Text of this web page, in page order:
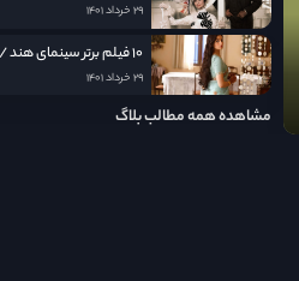
۲۹ خرداد ۱۴۰۱
۱۰ فیلم برتر سینمای هند / جریان تازه
۲۹ خرداد ۱۴۰۱
مشاهده همه مطالب بلاگ